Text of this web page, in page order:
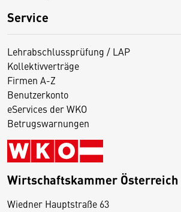
Service
Lehrabschlussprüfung / LAP
Kollektivverträge
Firmen A-Z
Benutzerkonto
eServices der WKO
Betrugswarnungen
Wirtschaftskammer Österreich
Wiedner Hauptstraße 63
D